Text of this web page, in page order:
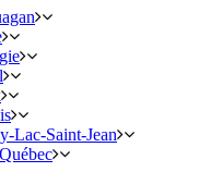
Lac-Saint-Jean